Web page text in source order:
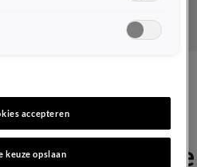
zijn nieuwe
voor
'Moeilijk op te
accepteren
keuze opslaan